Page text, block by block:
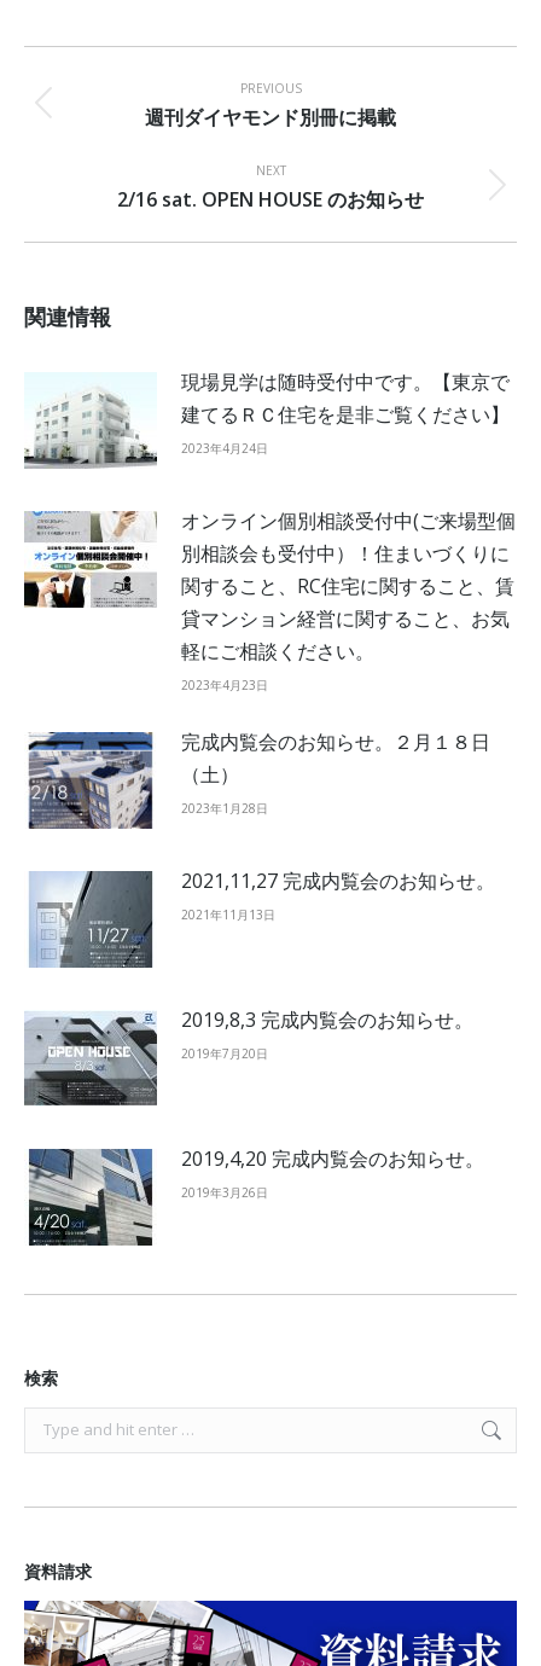
navigation
PREVIOUS
Previous
週刊ダイヤモンド別冊に掲載
NEXT
Next
2/16 sat. OPEN HOUSE のお知らせ
関連情報
現場見学は随時受付中です。【東京で
建てるＲＣ住宅を是非ご覧ください】
2023年4月24日
オンライン個別相談受付中(ご来場型個
別相談会も受付中）！住まいづくりに
関すること、RC住宅に関すること、賃
貸マンション経営に関すること、お気
軽にご相談ください。
2023年4月23日
完成内覧会のお知らせ。２月１８日
（土）
2023年1月28日
2021,11,27 完成内覧会のお知らせ。
2021年11月13日
2019,8,3 完成内覧会のお知らせ。
2019年7月20日
2019,4,20 完成内覧会のお知らせ。
2019年3月26日
検索
Search:
資料請求